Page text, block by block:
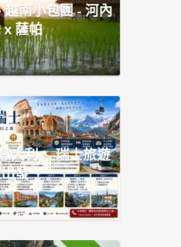
越南小包團 - 河內
x 薩帕
大利、 瑞士旅遊
發